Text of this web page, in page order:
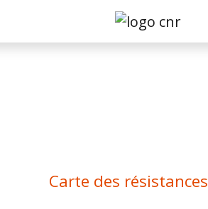
Carte des résistances